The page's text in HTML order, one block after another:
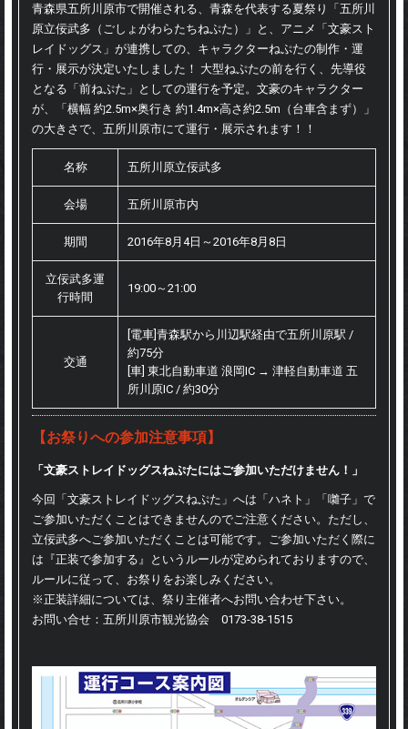
青森県五所川原市で開催される、青森を代表する夏祭り「五所川
原立佞武多（ごしょがわらたちねぷた）」と、アニメ「文豪スト
レイドッグス」が連携しての、キャラクターねぷたの制作・運
行・展示が決定いたしました！ 大型ねぷたの前を行く、先導役
となる「前ねぷた」としての運行を予定。文豪のキャラクター
が、「横幅 約2.5m×奥行き 約1.4m×高さ約2.5m（台車含まず）」
の大きさで、五所川原市にて運行・展示されます！！
名称 五所川原立佞武多
会場 五所川原市内
期間 2016年8月4日～2016年8月8日
立佞武多運
行時間
19:00～21:00
交通
[電車]青森駅から川辺駅経由で五所川原駅 /
約75分
[車] 東北自動車道 浪岡IC → 津軽自動車道 五
所川原IC / 約30分
【お祭りへの参加注意事項】
「文豪ストレイドッグスねぷたにはご参加いただけません！」
今回「文豪ストレイドッグスねぷた」へは「ハネト」「囃子」で
ご参加いただくことはできませんのでご注意ください。ただし、
立佞武多へご参加いただくことは可能です。ご参加いただく際に
は『正装で参加する』というルールが定められておりますので、
ルールに従って、お祭りをお楽しみください。
※正装詳細については、祭り主催者へお問い合わせ下さい。
お問い合せ：五所川原市観光協会 0173-38-1515